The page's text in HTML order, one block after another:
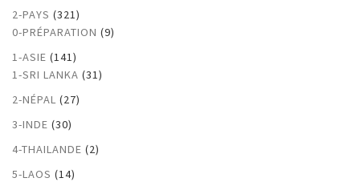
2-PAYS (321)
0-PRÉPARATION (9)
1-ASIE (141)
1-SRI LANKA (31)
2-NÉPAL (27)
3-INDE (30)
4-THAILANDE (2)
5-LAOS (14)